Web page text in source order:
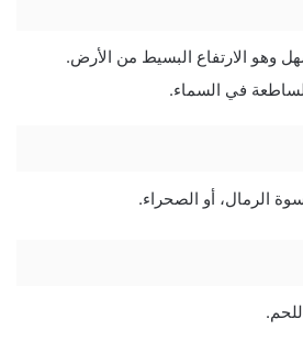
وهو الارتفاع البسيط من الأرض.
في السماء.
الرمال، أو الصحراء.